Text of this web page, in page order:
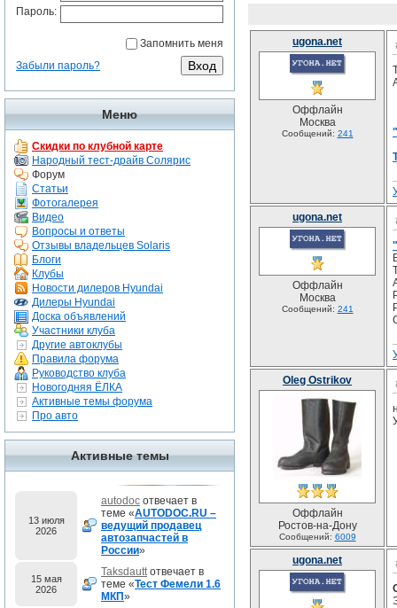
Пароль:
Запомнить меня
Забыли пароль?
Меню
Скидки по клубной карте
Народный тест-драйв Солярис
Форум
Статьи
Фотогалерея
Видео
Вопросы и ответы
Отзывы владельцев Solaris
Блоги
Клубы
Новости дилеров Hyundai
Дилеры Hyundai
Доска объявлений
Участники клуба
Другие автоклубы
Правила форума
Руководство клуба
Новогодняя ЁЛКА
Активные темы форума
Про авто
Активные темы
13 июля
2026
autodoc отвечает в
теме «AUTODOC.RU –
ведущий продавец
автозапчастей в
России»
15 мая
2026
Taksdauttотвечает в
теме «Тест Фемели 1.6
МКП»
ugona.net
Оффлайн
Москва
Сообщений: 241
ugona.net
Оффлайн
Москва
Сообщений: 241
Oleg Ostrikov
Оффлайн
Ростов-на-Дону
Сообщений: 6009
ugona.net